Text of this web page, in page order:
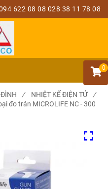
622 08 08 028 38 11 78 08
0
ĐÌNH / NHIỆT KẾ ĐIỆN TỬ
/
đo trán MICROLIFE NC - 300